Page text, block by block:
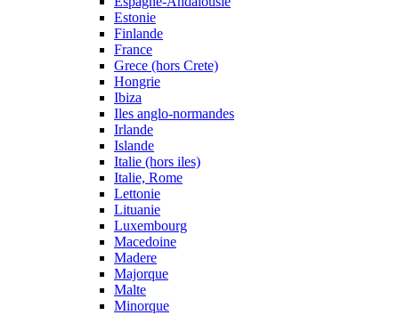
Estonie
Finlande
France
Grece (hors Crete)
Hongrie
Ibiza
Iles anglo-normandes
Irlande
Islande
Italie (hors iles)
Italie, Rome
Lettonie
Lituanie
Luxembourg
Macedoine
Madere
Majorque
Malte
Minorque